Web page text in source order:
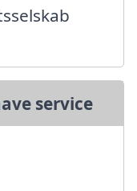
service